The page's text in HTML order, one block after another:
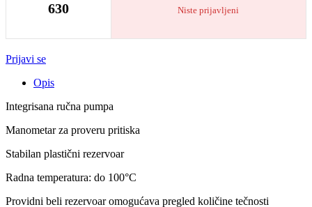
630 Niste prijavljeni
Prijavi se
Opis
Integrisana ručna pumpa
Manometar za proveru pritiska
Stabilan plastični rezervoar
Radna temperatura: do 100°C
Providni beli rezervoar omogućava pregled količine tečnosti